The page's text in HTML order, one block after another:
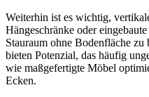
Weiterhin ist es wichtig,
Hängeschränke oder
Stauraum ohne Bodenfläche
bieten Potenzial, das häufig
wie maßgefertigte Möbel
Ecken.